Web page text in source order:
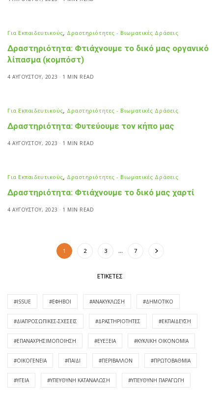
Για Εκπαιδευτικούς, Δραστηριότητες - Βιωματικές Δράσεις
Δραστηριότητα: Φτιάχνουμε το δικό μας οργανικό
λίπασμα (κομπόστ)
4 ΑΥΓΟΎΣΤΟΥ, 2023 1 MIN READ
Για Εκπαιδευτικούς, Δραστηριότητες - Βιωματικές Δράσεις
Δραστηριότητα: Φυτεύουμε τον κήπο μας
4 ΑΥΓΟΎΣΤΟΥ, 2023 1 MIN READ
Για Εκπαιδευτικούς, Δραστηριότητες - Βιωματικές Δράσεις
Δραστηριότητα: Φτιάχνουμε το δικό μας χαρτί
4 ΑΥΓΟΎΣΤΟΥ, 2023 1 MIN READ
1 2 3 … 7
ΕΤΙΚΈΤΕΣ
#ISSUE #ΈΦΗΒΟΙ #ΑΝΑΚΎΚΛΩΣΗ #ΔΗΜΟΤΙΚΌ
#ΔΙΑΠΡΟΣΩΠΙΚΈΣ-ΣΧΈΣΕΙΣ #ΔΡΑΣΤΗΡΙΌΤΗΤΕΣ #ΕΚΠΑΊΔΕΥΣΗ
#ΕΠΑΝΑΧΡΗΣΙΜΟΠΟΊΗΣΗ #ΕΥΕΞΕΊΑ #ΚΥΚΛΙΚΉ ΟΙΚΟΝΟΜΊΑ
#ΟΙΚΟΓΈΝΕΙΑ #ΠΑΙΔΊ #ΠΕΡΙΒΆΛΛΟΝ #ΠΡΩΤΟΒΆΘΜΙΑ
#ΥΓΕΊΑ #ΥΠΕΥΘΥΝΗ ΚΑΤΑΝΆΛΩΣΗ #ΥΠΕΥΘΥΝΗ ΠΑΡΑΓΩΓΉ